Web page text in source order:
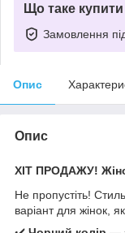
Що таке
Замовлення
Опис
Опис
ХІТ ПРОДАЖУ!
Не пропустіть!
варіант для жінок,